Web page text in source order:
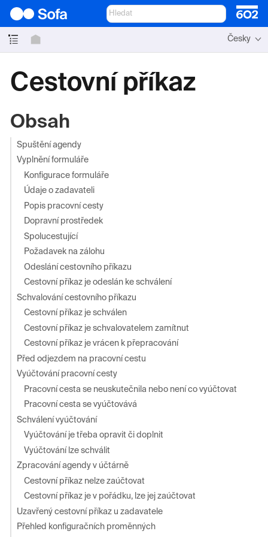
Česky
Cestovní příkaz
Obsah
Spuštění agendy
Vyplnění formuláře
Konfigurace formuláře
Údaje o zadavateli
Popis pracovní cesty
Dopravní prostředek
Spolucestující
Požadavek na zálohu
Odeslání cestovního příkazu
Cestovní příkaz je odeslán ke schválení
Schvalování cestovního příkazu
Cestovní příkaz je schválen
Cestovní příkaz je schvalovatelem zamítnut
Cestovní příkaz je vrácen k přepracování
Před odjezdem na pracovní cestu
Vyúčtování pracovní cesty
Pracovní cesta se neuskutečnila nebo není co vyúčtovat
Pracovní cesta se vyúčtovává
Schválení vyúčtování
Vyúčtování je třeba opravit či doplnit
Vyúčtování lze schválit
Zpracování agendy v účtárně
Cestovní příkaz nelze zaúčtovat
Cestovní příkaz je v pořádku, lze jej zaúčtovat
Uzavřený cestovní příkaz u zadavatele
Přehled konfiguračních proměnných